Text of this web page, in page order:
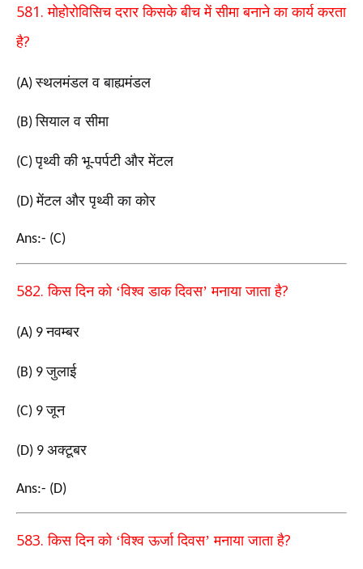
581.मोहोरोविसिच दरार किसके बीच में सीमा बनाने का कार्य करता
है?
(A)स्थलमंडल व बाह्यमंडल
(B)सियाल व सीमा
(C)पृथ्वी की भू-पर्पटी और मेंटल
(D)मेंटल और पृथ्वी का कोर
Ans:- (C)
582.किस दिन को ‘विश्व डाक दिवस’ मनाया जाता है?
(A) 9नवम्बर
(B) 9जुलाई
(C) 9जून
(D) 9 अक्टूबर
Ans:- (D)
583.किस दिन को ‘विश्व ऊर्जा दिवस’ मनाया जाता है?